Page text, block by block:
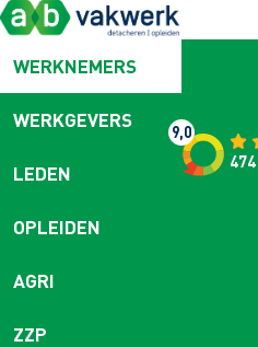
WERKNEMERS
WERKGEVERS
LEDEN
OPLEIDEN
AGRI
ZZP
9,0
474